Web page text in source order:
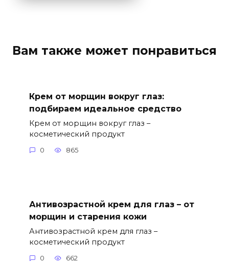
Вам также может понравиться
Крем от морщин вокруг глаз:
подбираем идеальное средство
Крем от морщин вокруг глаз –
косметический продукт
0 865
Антивозрастной крем для глаз – от
морщин и старения кожи
Антивозрастной крем для глаз –
косметический продукт
0 662